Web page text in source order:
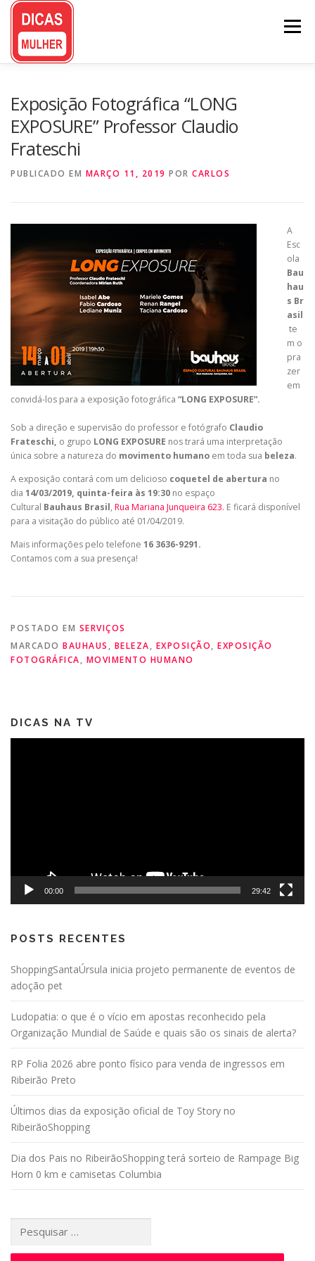
Pular
conteúdo
Menu
Exposição Fotográfica “LONG
EXPOSURE” Professor Claudio
Frateschi
PUBLICADO EM MARÇO 11, 2019 POR CARLOS
A
Esc
ola
Bau
hau
s Br
asil
te
m o
pra
zer
em
convidá-los para a exposição fotográfica “LONG EXPOSURE”.
Sob a direção e supervisão do professor e fotógrafo Claudio
Frateschi, o grupo LONG EXPOSURE nos trará uma interpretação
única sobre a natureza do movimento humano em toda sua beleza.
A exposição contará com um delicioso coquetel de abertura no
dia 14/03/2019, quinta-feira às 19:30 no espaço
Cultural Bauhaus Brasil, Rua Mariana Junqueira 623. E ficará disponível
para a visitação do público até 01/04/2019.
Mais informações pelo telefone 16 3636-9291.
Contamos com a sua presença!
POSTADO EM SERVIÇOS
MARCADO BAUHAUS , BELEZA, EXPOSIÇÃO, EXPOSIÇÃO
FOTOGRÁFICA, MOVIMENTO HUMANO
DICAS NA TV
00:00 29:42
POSTS RECENTES
ShoppingSantaÚrsula inicia projeto permanente de eventos de
adoção pet
Ludopatia: o que é o vício em apostas reconhecido pela
Organização Mundial de Saúde e quais são os sinais de alerta?
RP Folia 2026 abre ponto físico para venda de ingressos em
Ribeirão Preto
Últimos dias da exposição oficial de Toy Story no
RibeirãoShopping
Dia dos Pais no RibeirãoShopping terá sorteio de Rampage Big
Horn 0 km e camisetas Columbia
por: